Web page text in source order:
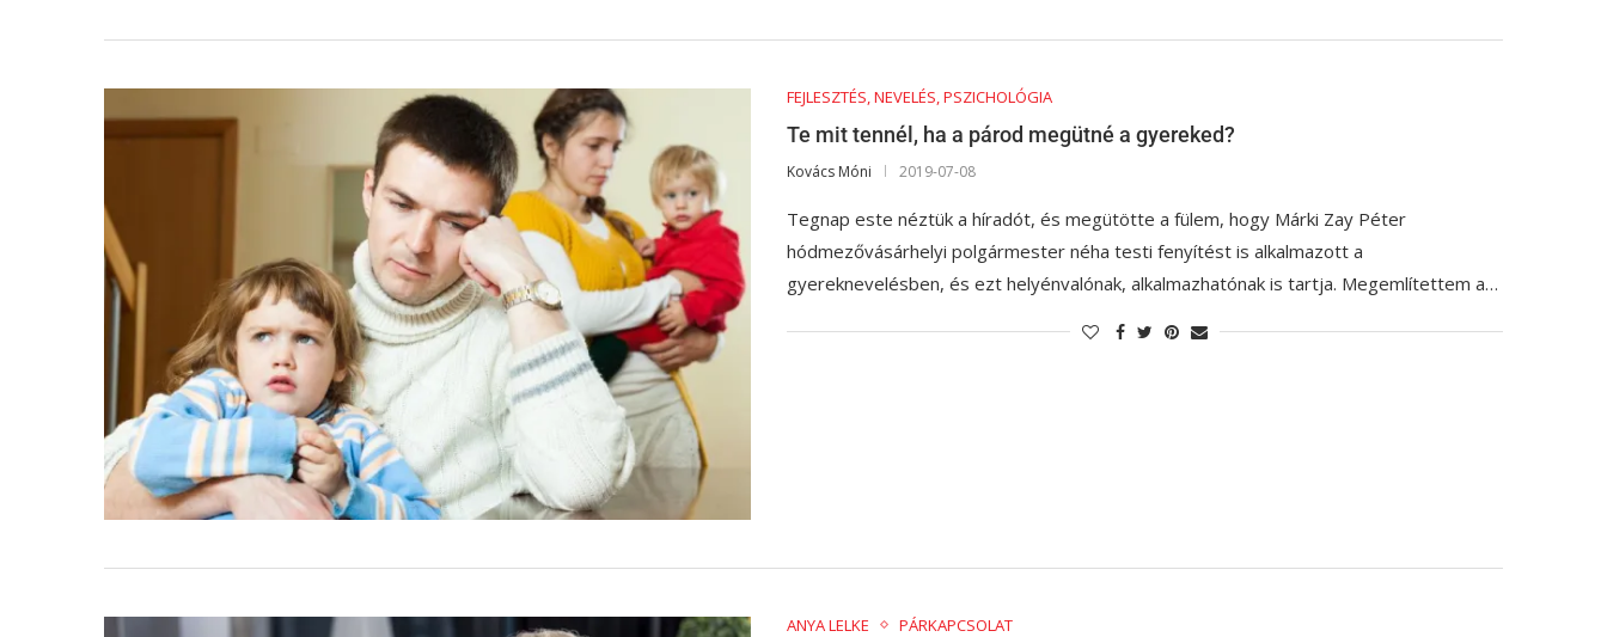
FEJLESZTÉS, NEVELÉS, PSZICHOLÓGIA
Te mit tennél, ha a párod megütné a gyereked?
Kovács Móni 2019-07-08
Tegnap este néztük a híradót, és megütötte a fülem, hogy Márki Zay Péter
hódmezővásárhelyi polgármester néha testi fenyítést is alkalmazott a
gyereknevelésben, és ezt helyénvalónak, alkalmazhatónak is tartja. Megemlítettem a…
ANYA LELKE PÁRKAPCSOLAT